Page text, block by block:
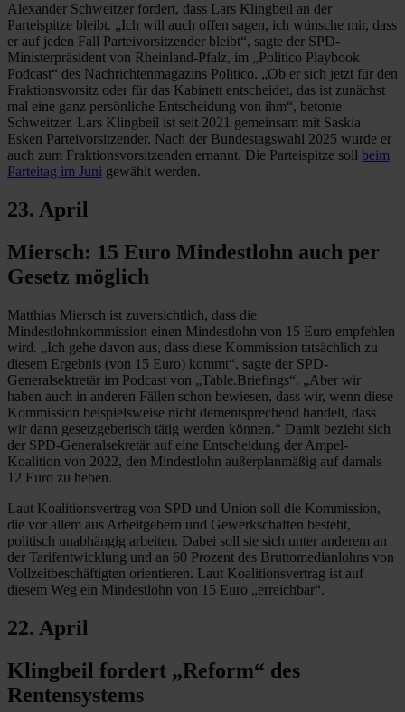
Alexander Schweitzer fordert, dass Lars Klingbeil an der
Parteispitze bleibt. „Ich will auch offen sagen, ich wünsche mir, dass
er auf jeden Fall Parteivorsitzender bleibt“, sagte der SPD-
Ministerpräsident von Rheinland-Pfalz, im „Politico Playbook
Podcast“ des Nachrichtenmagazins Politico. „Ob er sich jetzt für den
Fraktionsvorsitz oder für das Kabinett entscheidet, das ist zunächst
mal eine ganz persönliche Entscheidung von ihm“, betonte
Schweitzer. Lars Klingbeil ist seit 2021 gemeinsam mit Saskia
Esken Parteivorsitzender. Nach der Bundestagswahl 2025 wurde er
auch zum Fraktionsvorsitzenden ernannt. Die Parteispitze soll beim
Parteitag im Juni gewählt werden.
23. April
Miersch: 15 Euro Mindestlohn auch per
Gesetz möglich
Matthias Miersch ist zuversichtlich, dass die
Mindestlohnkommission einen Mindestlohn von 15 Euro empfehlen
wird. „Ich gehe davon aus, dass diese Kommission tatsächlich zu
diesem Ergebnis (von 15 Euro) kommt“, sagte der SPD-
Generalsektretär im Podcast von „Table.Briefings“. „Aber wir
haben auch in anderen Fällen schon bewiesen, dass wir, wenn diese
Kommission beispielsweise nicht dementsprechend handelt, dass
wir dann gesetzgeberisch tätig werden können.“ Damit bezieht sich
der SPD-Generalsekretär auf eine Entscheidung der Ampel-
Koalition von 2022, den Mindestlohn außerplanmäßig auf damals
12 Euro zu heben.
Laut Koalitionsvertrag von SPD und Union soll die Kommission,
die vor allem aus Arbeitgebern und Gewerkschaften besteht,
politisch unabhängig arbeiten. Dabei soll sie sich unter anderem an
der Tarifentwicklung und an 60 Prozent des Bruttomedianlohns von
Vollzeitbeschäftigten orientieren. Laut Koalitionsvertrag ist auf
diesem Weg ein Mindestlohn von 15 Euro „erreichbar“.
22. April
Klingbeil fordert „Reform“ des
Rentensystems